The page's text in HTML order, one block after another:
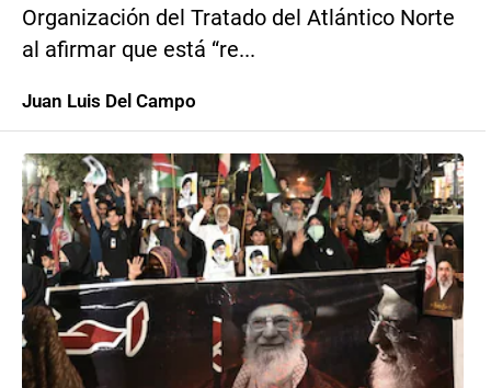
Organización del Tratado del Atlántico Norte
al afirmar que está “re...
Juan Luis Del Campo